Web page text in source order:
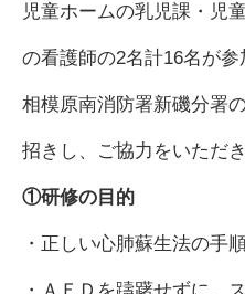
児童ホームの乳児課・児
の看護師の2名計16名が参
相模原南消防署新磯分署
招きし、ご協力をいただき
①研修の目的
・正しい心肺蘇生法の手